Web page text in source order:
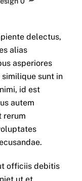
delectus,
alias
asperiores
sunt in
id est
autem
rerum
officiis debitis